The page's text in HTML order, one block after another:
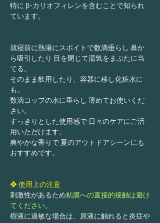
特に β-カリオフィレンを含むことで知られ
ています。
就寝前に熱湯にスポイトで数滴垂らし 鼻か
ら吸引したり 目を閉じて湯気をまぶたに当
てる。
そのまま飲用したり、容器に移し化粧水に
も。
数滴コップの水に垂らし 薄めてお使いくだ
さい。
すっきりとした使用感で 日々のケアにご活
用いただけます。
爽やかな香りで 夏のアウトドアシーンにも
おすすめです。
❖ 使用上の注意
刺激性があるため粘膜への直接的接触は避け
てください。
樹液に過敏な場合は、原液に触れると炎症や